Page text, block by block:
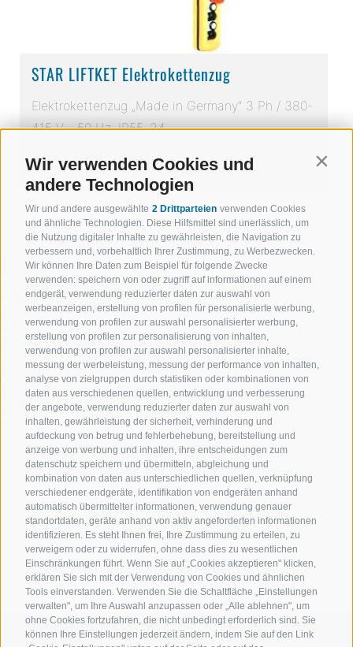
Wir verwenden Cookies und
andere Technologien
Wir und andere ausgewählte 2 Drittparteien verwenden Cookies
und ähnliche Technologien. Diese Hilfsmittel sind unerlässlich, um
die Nutzung digitaler Inhalte zu gewährleisten, die Navigation zu
verbessern und, vorbehaltlich Ihrer Zustimmung, zu Werbezwecken.
Wir können Ihre Daten zum Beispiel für folgende Zwecke
verwenden: speichern von oder zugriff auf informationen auf einem
endgerät, verwendung reduzierter daten zur auswahl von
werbeanzeigen, erstellung von profilen für personalisierte werbung,
verwendung von profilen zur auswahl personalisierter werbung,
erstellung von profilen zur personalisierung von inhalten,
verwendung von profilen zur auswahl personalisierter inhalte,
messung der werbeleistung, messung der performance von inhalten,
analyse von zielgruppen durch statistiken oder kombinationen von
daten aus verschiedenen quellen, entwicklung und verbesserung
der angebote, verwendung reduzierter daten zur auswahl von
inhalten, gewährleistung der sicherheit, verhinderung und
aufdeckung von betrug und fehlerbehebung, bereitstellung und
anzeige von werbung und inhalten, ihre entscheidungen zum
datenschutz speichern und übermitteln, abgleichung und
kombination von daten aus unterschiedlichen quellen, verknüpfung
verschiedener endgeräte, identifikation von endgeräten anhand
automatisch übermittelter informationen, verwendung genauer
standortdaten, geräte anhand von aktiv angeforderten informationen
identifizieren. Es steht Ihnen frei, Ihre Zustimmung zu erteilen, zu
verweigern oder zu widerrufen, ohne dass dies zu wesentlichen
Einschränkungen führt. Wenn Sie auf „Cookies akzeptieren" klicken,
erklären Sie sich mit der Verwendung von Cookies und ähnlichen
Tools einverstanden. Verwenden Sie die Schaltfläche „Einstellungen
verwalten", um Ihre Auswahl anzupassen oder „Alle ablehnen", um
ohne Cookies fortzufahren, die nicht unbedingt erforderlich sind. Sie
können Ihre Einstellungen jederzeit ändern, indem Sie auf den Link
STAR LIFTKET Elektrokettenzug
Elektrokettenzug „Made in Germany“ 3 Ph / 380-
415 V - 50 Hz, IP55, 24 ...
DETAILS
Sollevatec GmbH • Industriezone - Förche 20
39040Schabs(BZ)
T:+39 0472268370
info@sollevatec.it